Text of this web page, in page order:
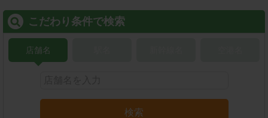
こだわり条件で検索
店舗名
検索